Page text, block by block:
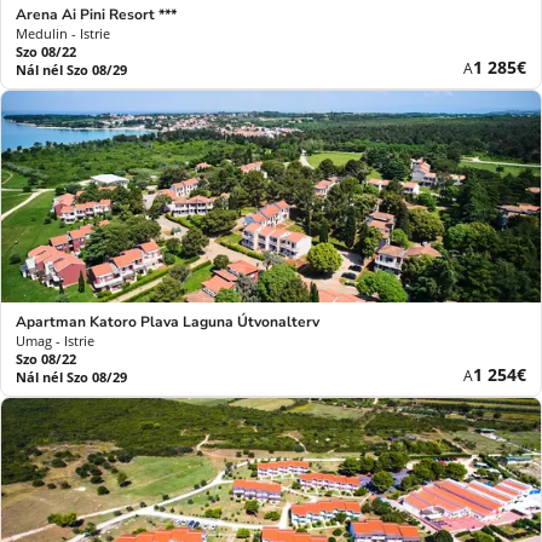
Arena Ai Pini Resort ***
Medulin - Istrie
Szo 08/22
Nál nél Szo 08/29
AÚj
ár
1 285€
Apartman Katoro Plava Laguna Útvonalterv
Umag - Istrie
Szo 08/22
Nál nél Szo 08/29
AÚj
ár
1 254€